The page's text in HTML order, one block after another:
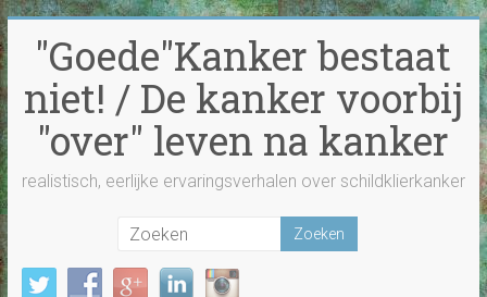
Ga
naar
inhoud"Goede"Kanker bestaat
niet! / De kanker voorbij
"over" leven na kanker
realistisch, eerlijke ervaringsverhalen over schildklierkanker